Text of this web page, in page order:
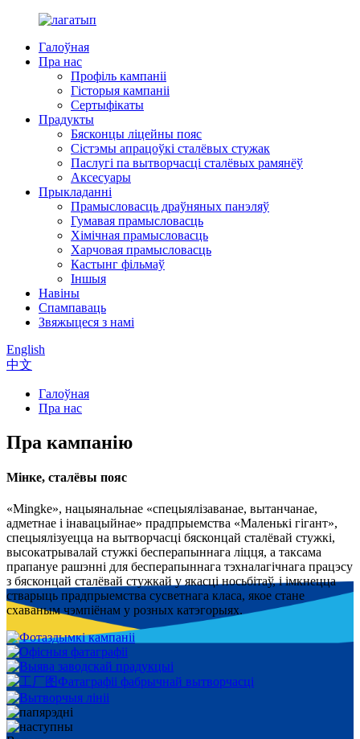
Галоўная
Пра нас
Профіль кампаніі
Гісторыя кампаніі
Сертыфікаты
Прадукты
Бясконцы ліцейны пояс
Сістэмы апрацоўкі сталёвых стужак
Паслугі па вытворчасці сталёвых рамянёў
Аксесуары
Прыкладанні
Прамысловасць драўняных панэляў
Гумавая прамысловасць
Хімічная прамысловасць
Харчовая прамысловасць
Кастынг фільмаў
Іншыя
Навіны
Спампаваць
Звяжыцеся з намі
English
中文
Галоўная
Пра нас
Пра кампанію
Мінке, сталёвы пояс
«Mingke», нацыянальнае «спецыялізаванае, вытанчанае,
адметнае і інавацыйнае» прадпрыемства «Маленькі гігант»,
спецыялізуецца на вытворчасці бясконцай сталёвай стужкі,
высокатрывалай стужкі бесперапыннага ліцця, а таксама
прапануе рашэнні для бесперапыннага тэхналагічнага працэсу
з бясконцай сталёвай стужкай у якасці носьбітаў, і імкнецца
стварыць прадпрыемства сусветнага класа, якое стане
схаваным чэмпіёнам у розных катэгорыях.